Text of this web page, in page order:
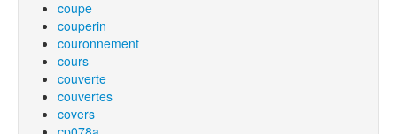
coupe
couperin
couronnement
cours
couverte
couvertes
covers